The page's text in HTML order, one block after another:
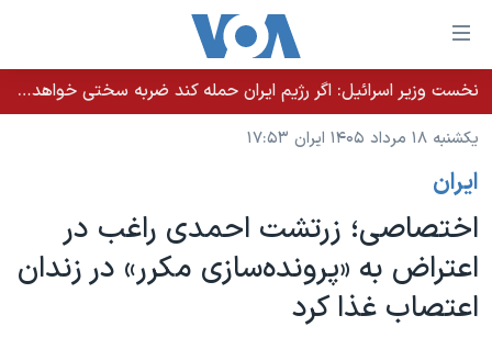
لینکهای
قابل
دسترسی
جهش
محتوای
اصلی
جهش
به
صفحه
خانه
نسخه سبک وب‌سایت
موضوع ها
ایران
آمریکا
جهان
برنامه های تلویزیونی
جدول برنامه ها
صفحه‌های ویژه
نخست وزیر اسرائيل: اگر رژیم ایران حمله کند ضربه سختی خواهد خورد
یکشنبه ۱۸ مرداد ۱۴۰۵ ایران ۱۷:۵۳
ايران
اختصاصی؛ زرتشت احمدی راغب در
اعتراض به «پرونده‌سازی مکرر» در زندان
اعتصاب غذا کرد